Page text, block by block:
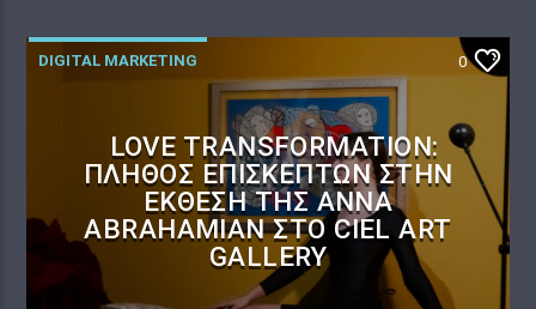
DIGITAL MARKETING 0
LOVE TRANSFORMATION:
ΠΛΉΘΟΣ ΕΠΙΣΚΕΠΤΏΝ ΣΤΗΝ
ΈΚΘΕΣΗ ΤΗΣ ANNA
ABRAHAMIAN ΣΤΟ CIEL ART
GALLERY